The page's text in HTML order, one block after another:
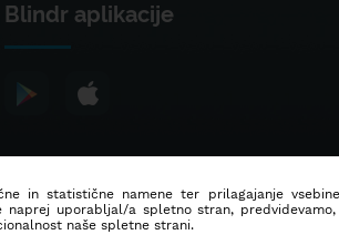
Blindr aplikacije
in statistične namene ter prilagajanje
naprej uporabljal/a spletno stran,
naše spletne strani.